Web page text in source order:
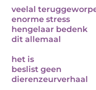
veelal
enorme stress
hengelaar bedenk
dit allemaal
het is
beslist geen
dierenzeurverhaal